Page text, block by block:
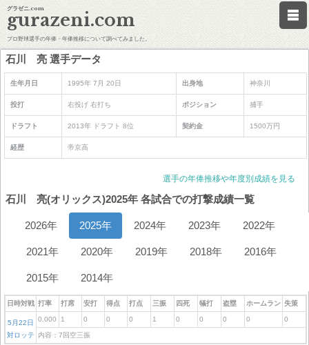
グラゼニ.com
gurazeni.com
プロ野球選手の年俸・年俸推移について調べてみました。
石川 亮 選手データ
生年月日 1995年 7月 20日 出身地 神奈川
投打 右投げ 右打ち ポジション 捕手
ドラフト 2013年 ドラフト 8位 契約金 1500万円
経歴 帝京高
選手の年俸推移や年度別成績を見る
石川 亮(オリックス)2025年 各試合での打撃成績一覧
2026年 2025年 2024年 2023年 2022年
2021年 2020年 2019年 2018年 2016年
2015年 2014年
日時対戦 打率 打席 安打 得点 打点 三振 四死 犠打 盗塁 ホームラン 失策
5月22日
対ロッテ
0.000 1 0 0 0 1 0 0 0 0 0
内容：7回空三振